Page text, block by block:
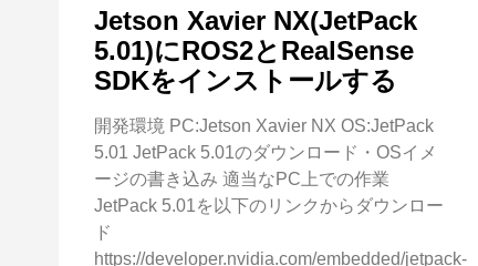
Jetson Xavier NX(JetPack
5.01)にROS2とRealSense
SDKをインストールする
開発環境 PC:Jetson Xavier NX OS:JetPack
5.01 JetPack 5.01のダウンロード・OSイメ
ージの書き込み 適当なPC上での作業
JetPack 5.01を以下のリンクからダウンロー
ド
https://developer.nvidia.com/embedded/jetpack-